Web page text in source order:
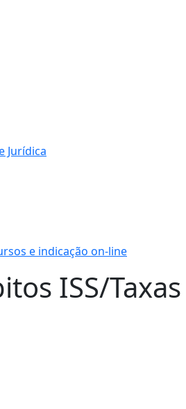
Jurídica
e indicação on-line
ISS/Taxas